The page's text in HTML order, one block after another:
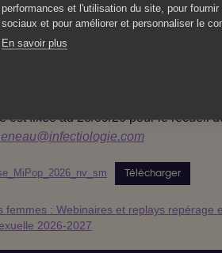
à soutenir la mise en oeuvre d’un
situation de vulnérabilité.
règlement et des critères sont
est fixée au 28/09/26 pour le recueil
Télécharger
femmes : Webinaires et replays
2026-2027
performances et l'utilisation du site, pour
sociaux et pour améliorer et personnaliser le
En savoir plus